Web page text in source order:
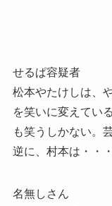
せるぱ容疑者
松本やたけしは、
を笑いに変えてい
も笑うしかない。
逆に、村本は・・
名無しさん